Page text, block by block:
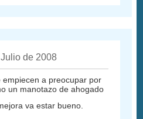
de 2008
a preocupar por
un manotazo de ahogado
va estar bueno.